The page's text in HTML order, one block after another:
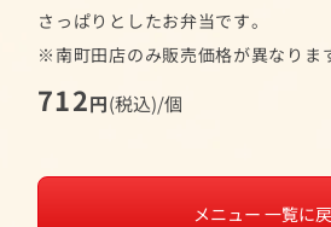
さっぱりとしたお弁当です。
※南町田店のみ販売価格が異なりま
712円(税込)/個
メニュー 一覧に